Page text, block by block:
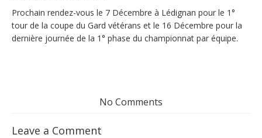
Prochain rendez-vous le 7 Décembre à Lédignan pour le 1°
tour de la coupe du Gard vétérans et le 16 Décembre pour la
dernière journée de la 1° phase du championnat par équipe.
No Comments
Leave a Comment